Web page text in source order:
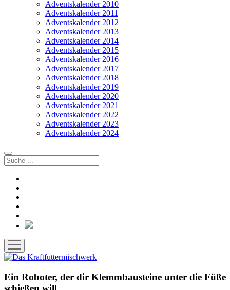
Menü
öffnen
Adventskalender 2010
Adventskalender 2011
Adventskalender 2012
Adventskalender 2013
Adventskalender 2014
Adventskalender 2015
Adventskalender 2016
Adventskalender 2017
Adventskalender 2018
Adventskalender 2019
Adventskalender 2020
Adventskalender 2021
Adventskalender 2022
Adventskalender 2023
Adventskalender 2024
Suchen
Bluesky
Menü
öffnen
Ein Roboter, der dir Klemmbausteine unter die Füße